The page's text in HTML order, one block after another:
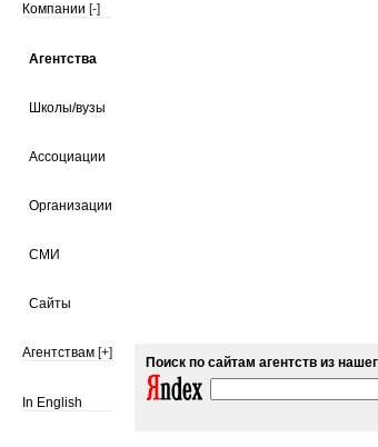
Компании [-]
Агентства
Школы/вузы
Ассоциации
Организации
СМИ
Сайты
Агентствам [+]
In English
Поиск по сайтам агентств из